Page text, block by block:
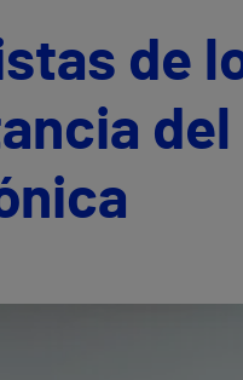
de